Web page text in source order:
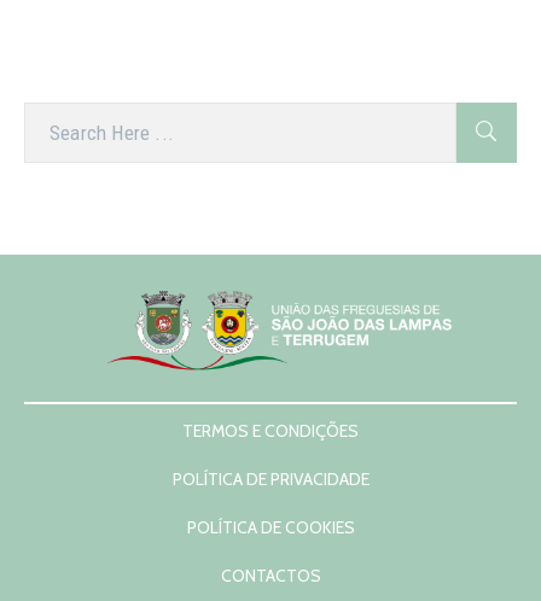
TERMOS E CONDIÇÕES
POLÍTICA DE PRIVACIDADE
POLÍTICA DE COOKIES
CONTACTOS